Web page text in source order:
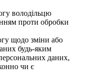
володільцю
проти обробки
щодо зміни або
будь-яким
даних,
чи є